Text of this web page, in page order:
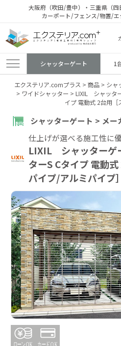
大阪府（吹田/豊中）・三重県（
カーポート/フェンス/物置/
シャッターゲート 1
エクステリア.comプラス > 商品> シャ
> ワイドシャッター > LIXIL シャッタ
イプ 電動式 2台用［
シャッターゲート > メー
仕上げが選べる施工性に
LIXIL シャッターゲ
ターS Cタイプ 電動
パイプ/アルミパイプ］